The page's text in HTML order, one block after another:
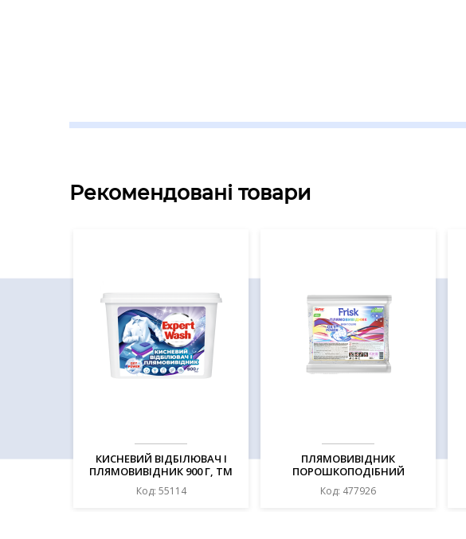
Рекомендовані товари
КИСНЕВИЙ ВІДБІЛЮВАЧ І
ПЛЯМОВИВІДНИК 900 Г, ТМ
"EXPERT WASH"
Код: 55114
ПЛЯМОВИВІДНИК
ПОРОШКОПОДІБНИЙ
"КИСНЕВИЙ" 450Г, ТМ FRISK
Код: 477926